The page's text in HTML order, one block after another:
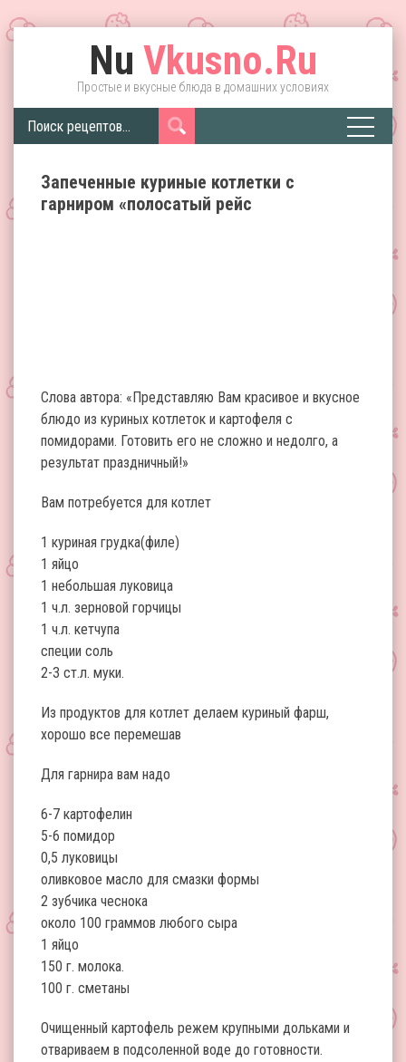
Nu Vkusno.Ru
Простые и вкусные блюда в домашних условиях
Запеченные куриные котлетки с
гарниром «полосатый рейс
Слова автора: «Представляю Вам красивое и вкусное
блюдо из куриных котлеток и картофеля с
помидорами. Готовить его не сложно и недолго, а
результат праздничный!»
Вам потребуется для котлет
1 куриная грудка(филе)
1 яйцо
1 небольшая луковица
1 ч.л. зерновой горчицы
1 ч.л. кетчупа
специи соль
2-3 ст.л. муки.
Из продуктов для котлет делаем куриный фарш,
хорошо все перемешав
Для гарнира вам надо
6-7 картофелин
5-6 помидор
0,5 луковицы
оливковое масло для смазки формы
2 зубчика чеснока
около 100 граммов любого сыра
1 яйцо
150 г. молока.
100 г. сметаны
Очищенный картофель режем крупными дольками и
отвариваем в подсоленной воде до готовности.